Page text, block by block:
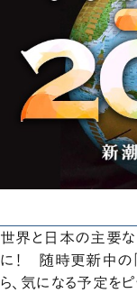
世界と日本の主要な
に！ 随時更新中の
ら、気になる予定をピ